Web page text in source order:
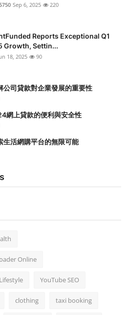
Sep 6, 2025 220
Reports Exceptional Q1
Growth, Settin...
18, 2025 90
公司貸款對企業發展的重要性
網上貸款的便利與安全性
生活網購平台的無限可能
Online
Lifestyle YouTube SEO
clothing taxi booking